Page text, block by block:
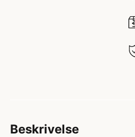
Beskrivelse